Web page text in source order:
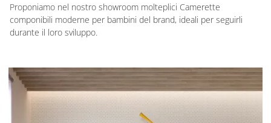
Proponiamo nel nostro showroom molteplici Camerette
componibili moderne per bambini del brand, ideali per seguirli
durante il loro sviluppo.